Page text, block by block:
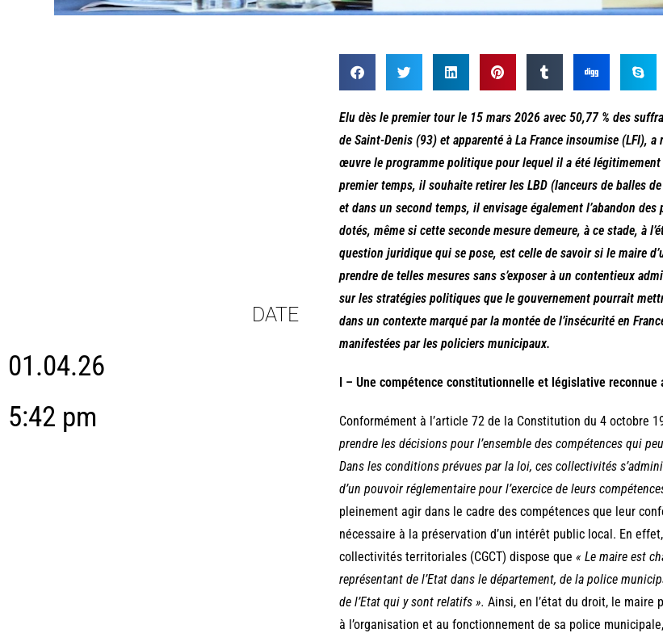
DATE
01.04.26
5:42 pm
Elu dès le premier tour le 15 mars 2026 avec 50,77 % des
de Saint-Denis (93) et apparenté à La France insoumise (LFI),
œuvre le programme politique pour lequel il a été
premier temps, il souhaite retirer les LBD (lanceurs de balles
et dans un second temps, il envisage également l’abandon
dotés, même si cette seconde mesure demeure, à ce stade, à
question juridique qui se pose, est celle de savoir si le maire
prendre de telles mesures sans s’exposer à un contentieux
sur les stratégies politiques que le gouvernement pourrait
dans un contexte marqué par la montée de l’insécurité en
manifestées par les policiers municipaux.
I – Une compétence constitutionnelle et législative
Conformément à l’article 72 de la Constitution du 4 octobre
prendre les décisions pour l’ensemble des compétences qui
Dans les conditions prévues par la loi, ces collectivités
d’un pouvoir réglementaire pour l’exercice de leurs
pleinement agir dans le cadre des compétences que leur
nécessaire à la préservation d’un intérêt public local. En
collectivités territoriales (CGCT) dispose que « Le maire est
représentant de l’Etat dans le département, de la police
de l’Etat qui y sont relatifs ». Ainsi, en l’état du droit, le maire
à l’organisation et au fonctionnement de sa police